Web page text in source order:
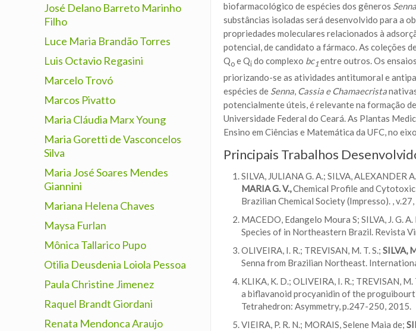
biofarmacológico de espécies dos gêneros
substâncias isoladas será desenvolvido para a
propriedades moleculares relacionados à
potencial, de candidato a fármaco. As coleções
Qo e Qi do complexo bc1 entre outros. Os
priorizando-se as atividades antitumoral e
espécies de Senna, Cassia e Chamaecrista
potencialmente úteis, é relevante na formação
Universidade Federal do Ceará. As Plantas
Ensino em Ciências e Matemática da UFC, no
Principais Trabalhos
SILVA, JULIANA G. A.; SILVA, ALEXANDER
MARIA G. V.,Chemical Profile and
Brazilian Chemical Society (Impresso). ,
MACEDO, Edangelo Moura S; SILVA, J. G. A.
Species of in Northeastern Brazil. Revista
OLIVEIRA, I. R.; TREVISAN, M. T. S.;SILVA,
Senna from Brazilian Northeast.
KLIKA, K. D.; OLIVEIRA, I. R.; TREVISAN, M.
a biflavanoid procyanidin of the
Tetrahedron: Asymmetry, p.247-250, 2015.
VIEIRA, P. R. N.; MORAIS, Selene Maia de;
José Delano Barreto Marinho
Filho
Luce Maria Brandão Torres
Luis Octavio Regasini
Marcelo Trovó
Marcos Pivatto
Maria Cláudia Marx Young
Maria Goretti de Vasconcelos
Silva
Maria José Soares Mendes
Giannini
Mariana Helena Chaves
Maysa Furlan
Mônica Tallarico Pupo
Otilia Deusdenia Loiola Pessoa
Paula Christine Jimenez
Raquel Brandt Giordani
Renata Mendonca Araujo